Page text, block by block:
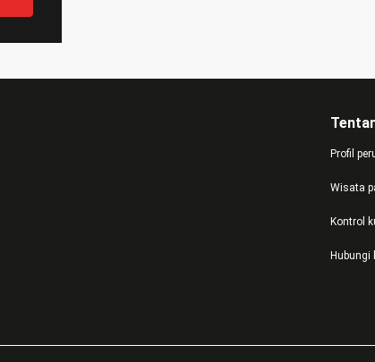
Profil
Wisata
Kontrol
Hubungi